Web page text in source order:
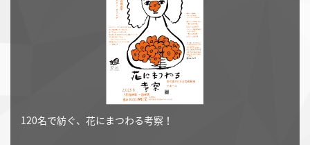
120名で紡ぐ、花にまつわる考察！